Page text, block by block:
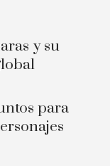
y su
para